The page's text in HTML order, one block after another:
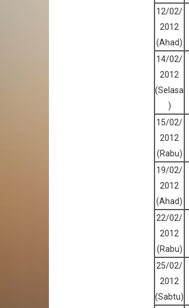
12/02/
2012
(Ahad)
14/02/
2012
(Selasa
)
15/02/
2012
(Rabu)
19/02/
2012
(Ahad)
22/02/
2012
(Rabu)
25/02/
2012
(Sabtu)